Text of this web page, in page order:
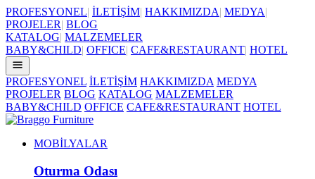
PROFESYONEL| İLETİŞİM| HAKKIMIZDA| MEDYA|
PROJELER| BLOG
KATALOG| MALZEMELER
BABY&CHILD| OFFICE| CAFE&RESTAURANT| HOTEL
PROFESYONEL İLETİŞİM HAKKIMIZDA MEDYA
PROJELER BLOG KATALOG MALZEMELER
BABY&CHILD OFFICE CAFE&RESTAURANT HOTEL
MOBİLYALAR
Oturma Odası